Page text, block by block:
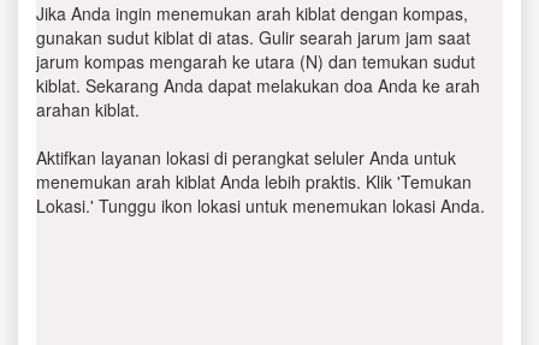
Jika Anda ingin menemukan arah kiblat dengan kompas,
gunakan sudut kiblat di atas. Gulir searah jarum jam saat
jarum kompas mengarah ke utara (N) dan temukan sudut
kiblat. Sekarang Anda dapat melakukan doa Anda ke arah
arahan kiblat.
Aktifkan layanan lokasi di perangkat seluler Anda untuk
menemukan arah kiblat Anda lebih praktis. Klik 'Temukan
Lokasi.' Tunggu ikon lokasi untuk menemukan lokasi Anda.